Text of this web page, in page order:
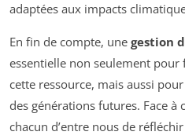
adaptées aux impacts
En fin de compte, une gestion
essentielle non seulement pour
cette ressource, mais aussi
des générations futures. Face à
chacun d’entre nous de